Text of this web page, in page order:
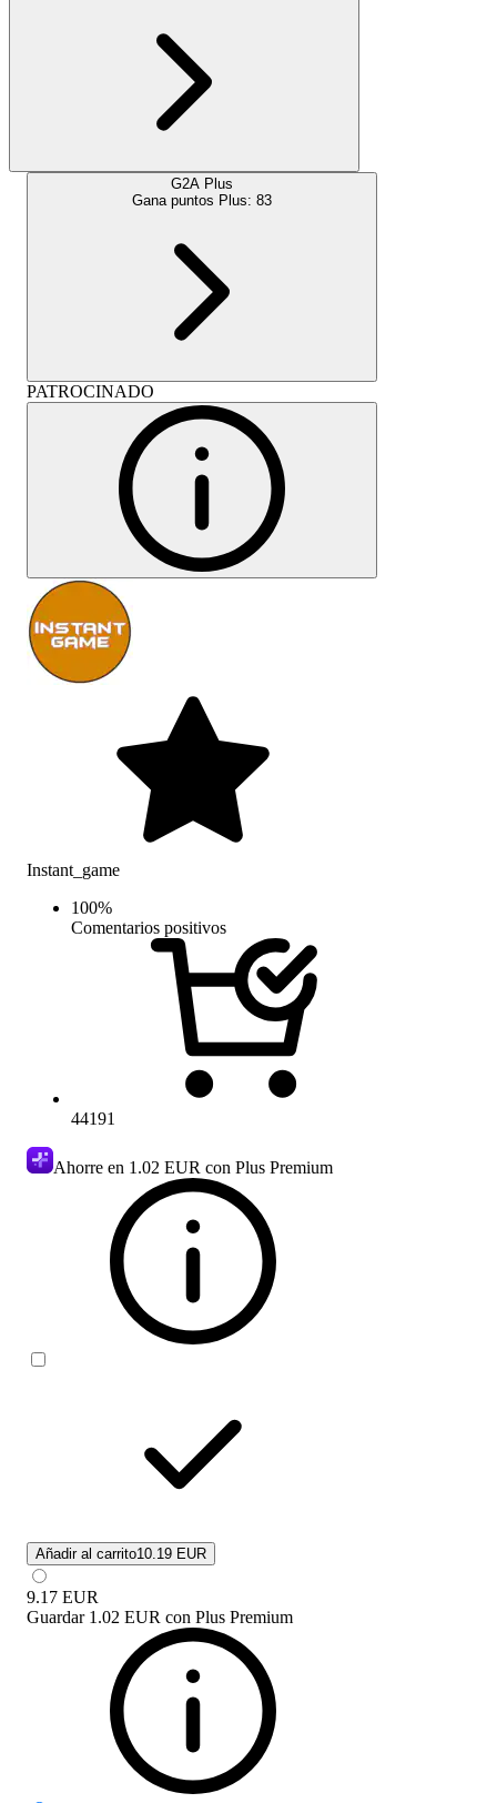
G2A Plus
Gana puntos Plus: 83
PATROCINADO
Instant_game
100%
Comentarios positivos
44191
Ahorre en 1.02 EUR con Plus Premium
Añadir al carrito10.19 EUR
9.17 EUR
Guardar 1.02 EUR con Plus Premium